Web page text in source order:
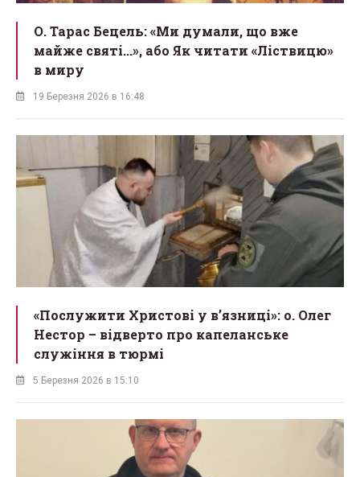
О. Тарас Бецель: «Ми думали, що вже
майже святі...», або Як читати «Ліствицю»
в миру
19 Березня 2026 в 16:48
«Послужити Христові у вʼязниці»: о. Олег
Нестор – відверто про капеланське
служіння в тюрмі
5 Березня 2026 в 15:10